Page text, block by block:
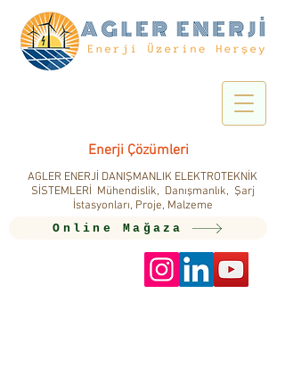
AGLER ENERJİ DANIŞMANLIK ELEKTROTEKNİK
SİSTEMLERİ Mühendislik, Danışmanlık, Şarj
İstasyonları, Proje, Malzeme
Enerji Çözümleri
Online Mağaza